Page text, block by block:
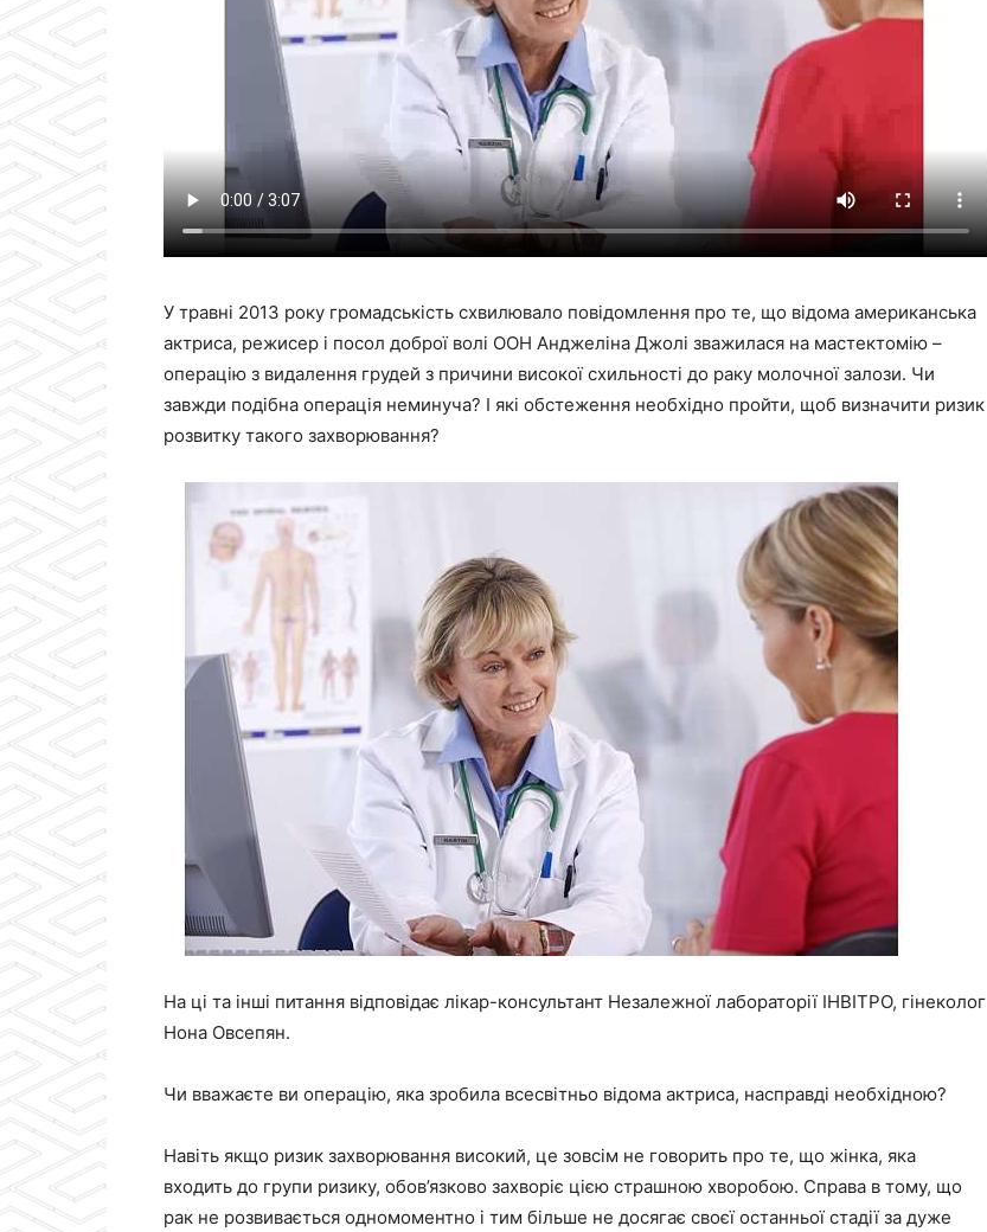
У травні 2013 року громадськість схвилювало повідомлення про те, що відома американська
актриса, режисер і посол доброї волі ООН Анджеліна Джолі зважилася на мастектомію –
операцію з видалення грудей з причини високої схильності до раку молочної залози. Чи
завжди подібна операція неминуча? І які обстеження необхідно пройти, щоб визначити ризик
розвитку такого захворювання?
На ці та інші питання відповідає лікар-консультант Незалежної лабораторії ІНВІТРО, гінеколог
Нона Овсепян.
Чи вважаєте ви операцію, яка зробила всесвітньо відома актриса, насправді необхідною?
Навіть якщо ризик захворювання високий, це зовсім не говорить про те, що жінка, яка
входить до групи ризику, обов’язково захворіє цією страшною хворобою. Справа в тому, що
рак не розвивається одномоментно і тим більше не досягає своєї останньої стадії за дуже